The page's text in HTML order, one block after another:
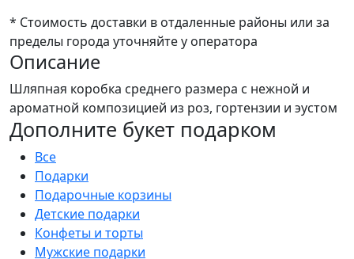
* Стоимость доставки в отдаленные районы или за
пределы города уточняйте у оператора
Описание
Шляпная коробка среднего размера с нежной и
ароматной композицией из роз, гортензии и эустом
Дополните букет подарком
Все
Подарки
Подарочные корзины
Детские подарки
Конфеты и торты
Мужские подарки